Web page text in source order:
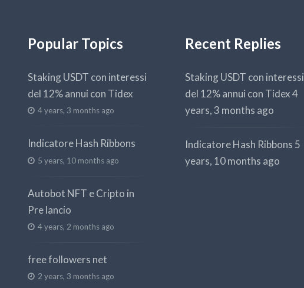
Popular Topics
Staking USDT con interessi
del 12% annui con Tidex
4 years, 3 months ago
Indicatore Hash Ribbons
5 years, 10 months ago
Autobot NFT e Cripto in
Pre lancio
4 years, 2 months ago
free followers net
2 years, 3 months ago
Recent Replies
Staking USDT con interessi
del 12% annui con Tidex4
years, 3 months ago
Indicatore Hash Ribbons 5
years, 10 months ago